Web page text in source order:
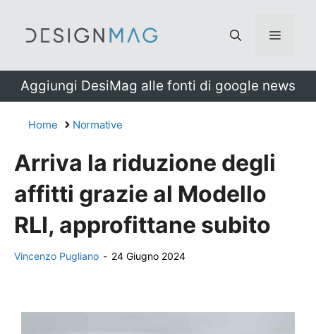
Menu
Aggiungi DesiMag alle fonti di google news
Home Normative
Arriva la riduzione degli
affitti grazie al Modello
RLI, approfittane subito
Vincenzo Pugliano - 24 Giugno 2024